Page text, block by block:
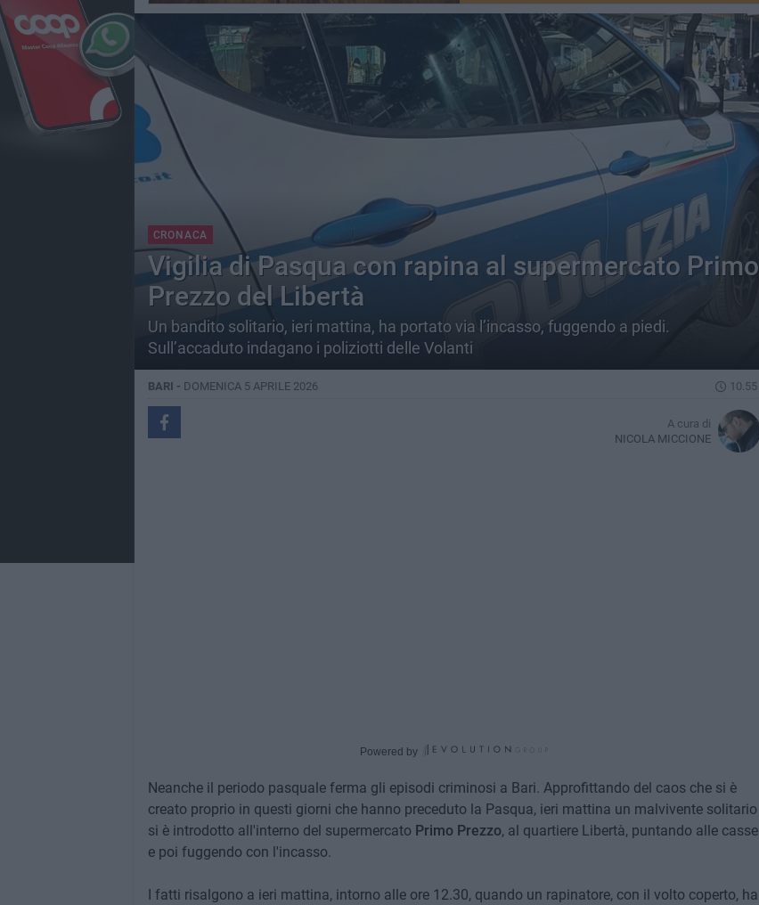
CRONACA
Vigilia di Pasqua con rapina al supermercato Primo
Prezzo del Libertà
Un bandito solitario, ieri mattina, ha portato via l’incasso, fuggendo a piedi.
Sull’accaduto indagano i poliziotti delle Volanti
BARI - DOMENICA 5 APRILE 2026 10.55
A cura di
NICOLA MICCIONE
Powered by
Neanche il periodo pasquale ferma gli episodi criminosi a Bari. Approfittando del caos che si è
creato proprio in questi giorni che hanno preceduto la Pasqua, ieri mattina un malvivente solitario
si è introdotto all'interno del supermercato Primo Prezzo, al quartiere Libertà, puntando alle casse
e poi fuggendo con l'incasso.
I fatti risalgono a ieri mattina, intorno alle ore 12.30, quando un rapinatore, con il volto coperto, ha